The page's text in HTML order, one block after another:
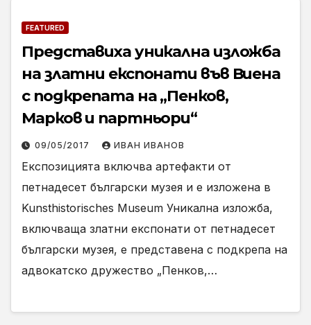
FEATURED
Представиха уникална изложба
на златни експонати във Виена
с подкрепата на „Пенков,
Марков и партньори“
09/05/2017 ИВАН ИВАНОВ
Експозицията включва артефакти от
петнадесет български музея и е изложена в
Kunsthistorisches Museum Уникална изложба,
включваща златни експонати от петнадесет
български музея, е представена с подкрепа на
адвокатско дружество „Пенков,…